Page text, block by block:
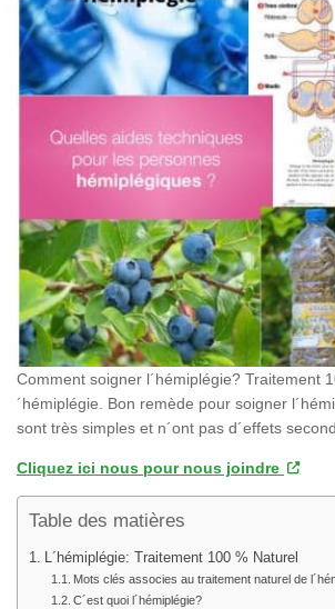
Comment soigner l´hémiplégie? Traitement
´hémiplégie. Bon remède pour soigner
sont très simples et n´ont pas d´effets
Cliquez ici nous pour nous joindre
Table des matières
L´hémiplégie: Traitement 100 % Naturel
Mots clés associes au traitement naturel de
C´est quoi l´hémiplégie?